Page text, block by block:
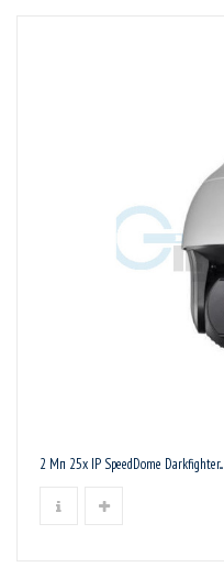
2 Мп 25х IP SpeedDome Darkfighter...